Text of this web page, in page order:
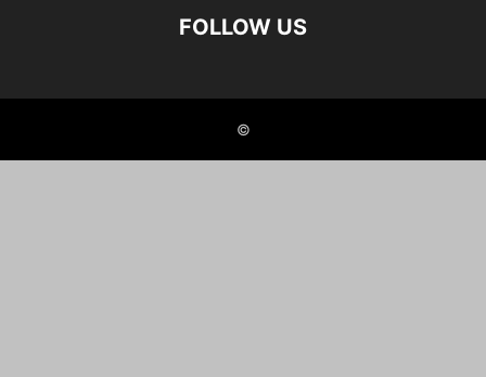
FOLLOW US
©